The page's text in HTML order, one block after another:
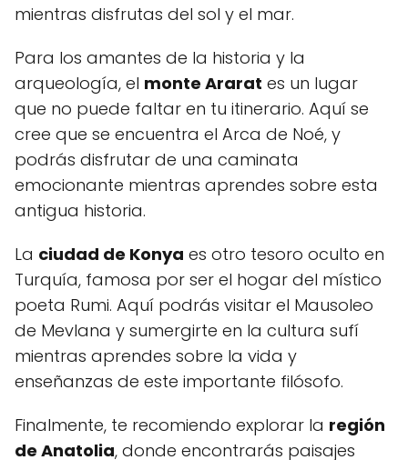
mientras disfrutas del sol y el mar.
Para los amantes de la historia y la
arqueología, el monte Ararat es un lugar
que no puede faltar en tu itinerario. Aquí se
cree que se encuentra el Arca de Noé, y
podrás disfrutar de una caminata
emocionante mientras aprendes sobre esta
antigua historia.
La ciudad de Konya es otro tesoro oculto en
Turquía, famosa por ser el hogar del místico
poeta Rumi. Aquí podrás visitar el Mausoleo
de Mevlana y sumergirte en la cultura sufí
mientras aprendes sobre la vida y
enseñanzas de este importante filósofo.
Finalmente, te recomiendo explorar la región
de Anatolia, donde encontrarás paisajes